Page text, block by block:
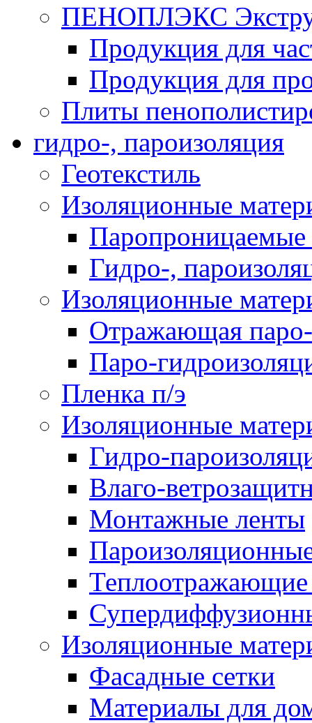
ПЕНОПЛЭКС
Продукция для
Продукция для
Плиты
гидро-, пароизоляция
Геотекстиль
Изоляционные
Гидро-,
Изоляционные
Отражающая
Паро-
Пленка п/э
Изоляционные
Гидро-
Влаго-
Монтажные ленты
Теплоотражающие
Изоляционные
Фасадные сетки
Материалы для